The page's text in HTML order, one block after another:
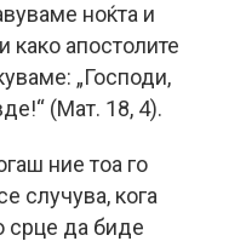
ноќта и
како апостолите
„Господи,
(Мат. 18, 4).
ние тоа го
случува, кога
срце да биде